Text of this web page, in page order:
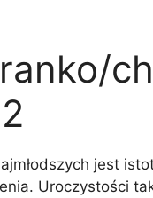
jest
Uroczystości